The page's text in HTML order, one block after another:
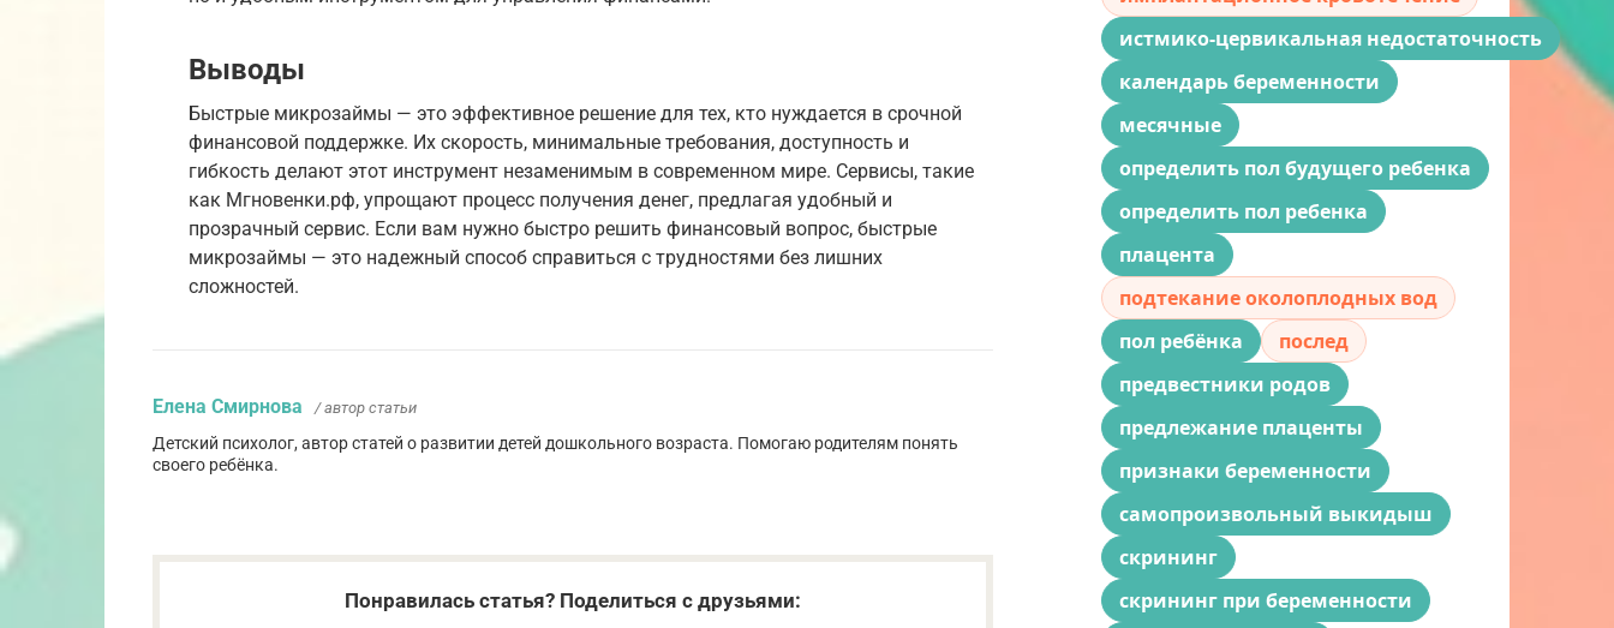
Выводы
Быстрые микрозаймы — это эффективное решение для тех, кто нуждается в срочной
финансовой поддержке. Их скорость, минимальные требования, доступность и
гибкость делают этот инструмент незаменимым в современном мире. Сервисы, такие
как Мгновенки.рф, упрощают процесс получения денег, предлагая удобный и
прозрачный сервис. Если вам нужно быстро решить финансовый вопрос, быстрые
микрозаймы — это надежный способ справиться с трудностями без лишних
сложностей.
Елена Смирнова / автор статьи
Детский психолог, автор статей о развитии детей дошкольного возраста. Помогаю родителям понять
своего ребёнка.
Понравилась статья? Поделиться с друзьями:
истмико-цервикальная недостаточность
календарь беременности
месячные
определить пол будущего ребенка
определить пол ребенка
плацента
подтекание околоплодных вод
пол ребёнка
послед
предвестники родов
предлежание плаценты
признаки беременности
самопроизвольный выкидыш
скрининг
скрининг при беременности